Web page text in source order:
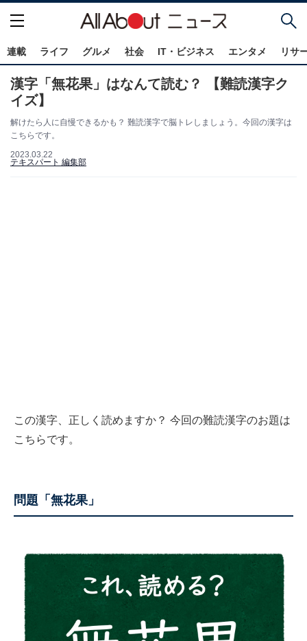
連載 ライフ グルメ 社会 IT・ビジネス エンタメ リサ
漢字「無花果」はなんて読む？ 【難読漢字ク
イズ】
解けたら人に自慢できるかも？ 難読漢字で脳トレしましょう。今回の漢字は
こちらです。
2023.03.22
テキスパート 編集部
この漢字、正しく読めますか？ 今回の難読漢字のお題は
こちらです。
問題「無花果」